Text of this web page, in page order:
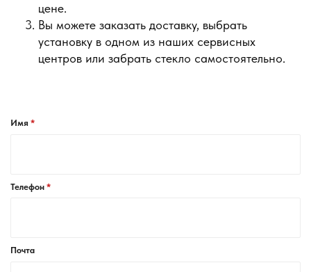
цене.
Вы можете заказать доставку, выбрать
установку в одном из наших сервисных
центров или забрать стекло самостоятельно.
Имя
Телефон
Почта